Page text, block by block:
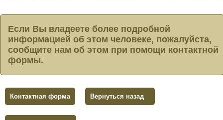
Если Вы владеете более подробной
информацией об этом человеке, пожалуйста,
сообщите нам об этом при помощи контактной
формы.
Контактная форма Вернуться назад